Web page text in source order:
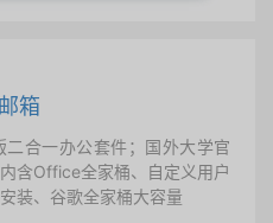
箱
合一办公套件；国外大学官
含Office全家桶、自定义用户
装、谷歌全家桶大容量